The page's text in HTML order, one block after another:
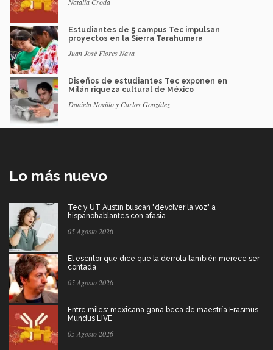
Natalia Croda
Estudiantes de 5 campus Tec impulsan
proyectos en la Sierra Tarahumara
Juan José Flores Nava
Diseños de estudiantes Tec exponen en
Milán riqueza cultural de México
Daniela Novillo y Carlos González
Lo más nuevo
Tec y UT Austin buscan "devolver la voz" a
hispanohablantes con afasia
05 Agosto 2026
El escritor que dice que la derrota también merece ser
contada
05 Agosto 2026
Entre miles: mexicana gana beca de maestría Erasmus
Mundus LIVE
05 Agosto 2026